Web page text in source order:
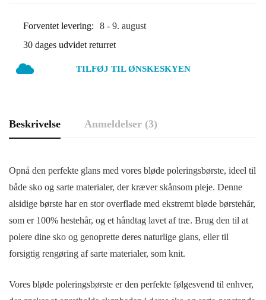
50ml
(Shoe
Forventet levering:
8 - 9. august
30 dages udvidet returret
TILFØJ TIL ØNSKESKYEN
Beskrivelse Anmeldelser (3)
Opnå den perfekte glans med vores bløde poleringsbørste, ideel til
både sko og sarte materialer, der kræver skånsom pleje. Denne
alsidige børste har en stor overflade med ekstremt bløde børstehår,
som er 100% hestehår, og et håndtag lavet af træ. Brug den til at
polere dine sko og genoprette deres naturlige glans, eller til
forsigtig rengøring af sarte materialer, som knit.
Vores bløde poleringsbørste er den perfekte følgesvend til enhver,